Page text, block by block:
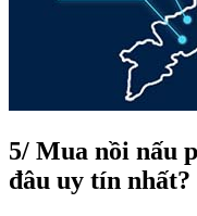
5/ Mua nồi nấu
đâu uy tín nhất?